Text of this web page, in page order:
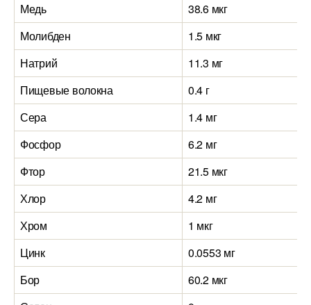
Медь
38.6 мкг
Молибден
1.5 мкг
Натрий
11.3 мг
Пищевые волокна
0.4 г
Сера
1.4 мг
Фосфор
6.2 мг
Фтор
21.5 мкг
Хлор
4.2 мг
Хром
1 мкг
Цинк
0.0553 мг
Бор
60.2 мкг